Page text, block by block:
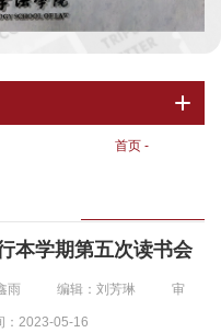
首页 -
本学期第五次读书会
雨 编辑：刘芳琳 审
：2023-05-16